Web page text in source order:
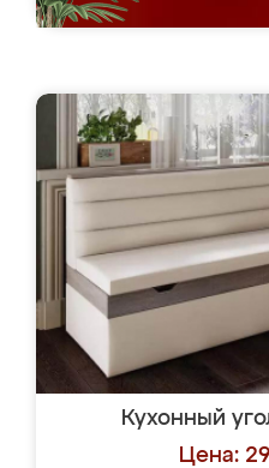
Кухонный
Цена: